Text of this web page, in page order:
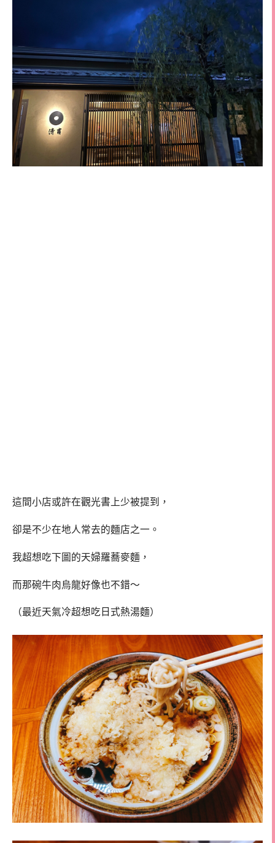
這間小店或許在觀光書上少被提到，
卻是不少在地人常去的麵店之一。
我超想吃下圖的天婦羅蕎麥麵，
而那碗牛肉烏龍好像也不錯～
（最近天氣冷超想吃日式熱湯麵）